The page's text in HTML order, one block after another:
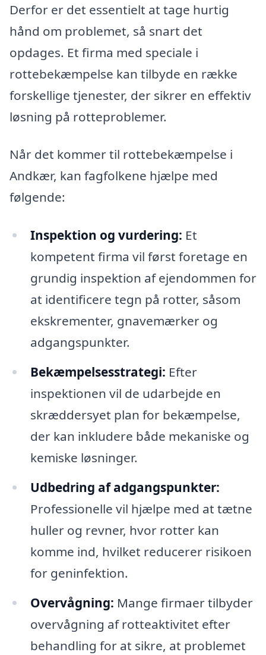
Derfor er det essentielt at tage hurtig
hånd om problemet, så snart det
opdages. Et firma med speciale i
rottebekæmpelse kan tilbyde en række
forskellige tjenester, der sikrer en effektiv
løsning på rotteproblemer.
Når det kommer til rottebekæmpelse i
Andkær, kan fagfolkene hjælpe med
følgende:
Inspektion og vurdering: Et
kompetent firma vil først foretage en
grundig inspektion af ejendommen for
at identificere tegn på rotter, såsom
ekskrementer, gnavemærker og
adgangspunkter.
Bekæmpelsesstrategi: Efter
inspektionen vil de udarbejde en
skræddersyet plan for bekæmpelse,
der kan inkludere både mekaniske og
kemiske løsninger.
Udbedring af adgangspunkter:
Professionelle vil hjælpe med at tætne
huller og revner, hvor rotter kan
komme ind, hvilket reducerer risikoen
for geninfektion.
Overvågning: Mange firmaer tilbyder
overvågning af rotteaktivitet efter
behandling for at sikre, at problemet